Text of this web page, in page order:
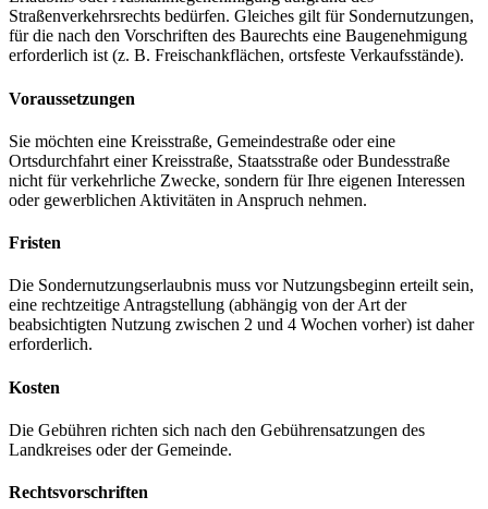
Straßenverkehrsrechts bedürfen. Gleiches gilt für Sondernutzungen,
für die nach den Vorschriften des Baurechts eine Baugenehmigung
erforderlich ist (z. B. Freischankflächen, ortsfeste Verkaufsstände).
Voraussetzungen
Sie möchten eine Kreisstraße, Gemeindestraße oder eine
Ortsdurchfahrt einer Kreisstraße, Staatsstraße oder Bundesstraße
nicht für verkehrliche Zwecke, sondern für Ihre eigenen Interessen
oder gewerblichen Aktivitäten in Anspruch nehmen.
Fristen
Die Sondernutzungserlaubnis muss vor Nutzungsbeginn erteilt sein,
eine rechtzeitige Antragstellung (abhängig von der Art der
beabsichtigten Nutzung zwischen 2 und 4 Wochen vorher) ist daher
erforderlich.
Kosten
Die Gebühren richten sich nach den Gebührensatzungen des
Landkreises oder der Gemeinde.
Rechtsvorschriften